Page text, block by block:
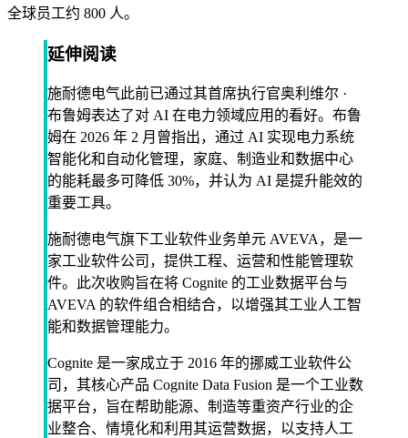
全球员工约 800 人。
延伸阅读
施耐德电气此前已通过其首席执行官奥利维尔 ·
布鲁姆表达了对 AI 在电力领域应用的看好。布鲁
姆在 2026 年 2 月曾指出，通过 AI 实现电力系统
智能化和自动化管理，家庭、制造业和数据中心
的能耗最多可降低 30%，并认为 AI 是提升能效的
重要工具。
施耐德电气旗下工业软件业务单元 AVEVA，是一
家工业软件公司，提供工程、运营和性能管理软
件。此次收购旨在将 Cognite 的工业数据平台与
AVEVA 的软件组合相结合，以增强其工业人工智
能和数据管理能力。
Cognite 是一家成立于 2016 年的挪威工业软件公
司，其核心产品 Cognite Data Fusion 是一个工业数
据平台，旨在帮助能源、制造等重资产行业的企
业整合、情境化和利用其运营数据，以支持人工